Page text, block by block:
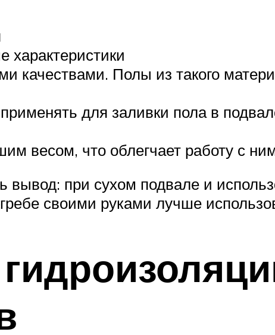
характеристики
качествами. Полы из такого
для заливки пола в
весом, что облегчает работу с
вывод: при сухом подвале и
своими руками лучше